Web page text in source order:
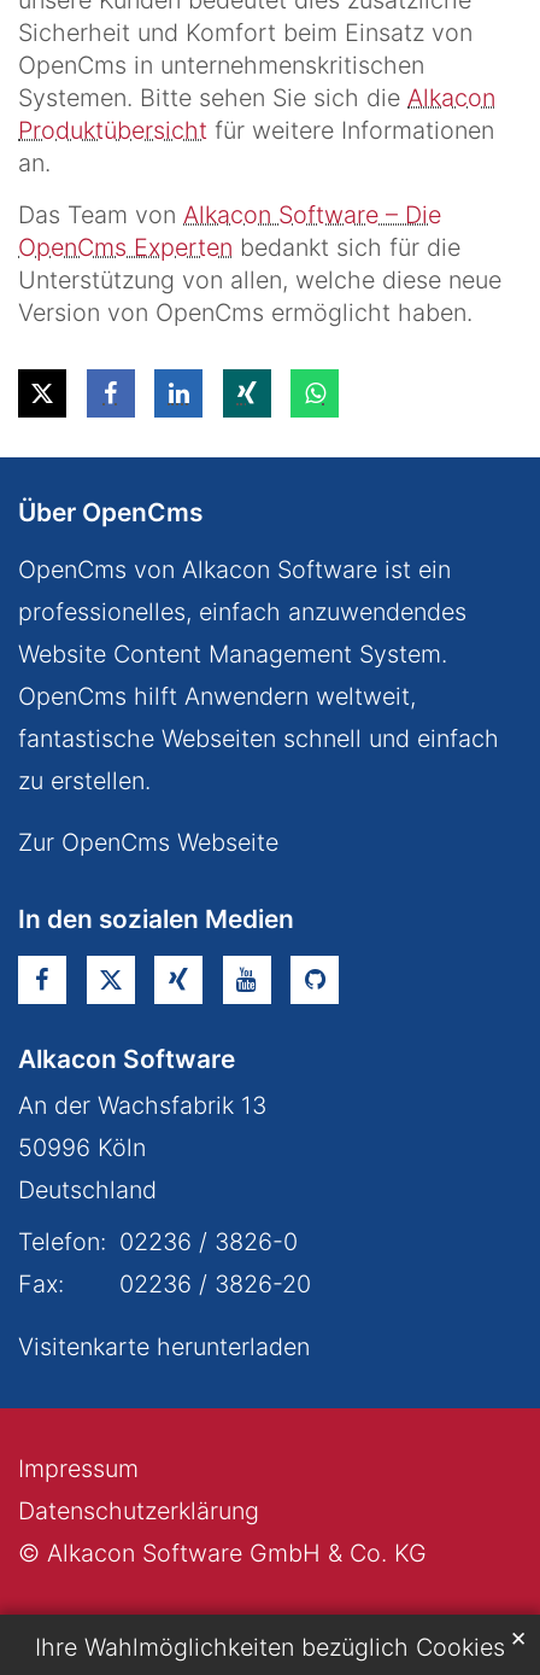
Ihre Wahlmöglichkeiten bezüglich Cookies ✕
Sicherheit und Komfort beim Einsatz von
OpenCms in unternehmenskritischen
Systemen. Bitte sehen Sie sich die Alkacon
Produktübersicht für weitere Informationen
an.
Das Team von Alkacon Software – Die
OpenCms Experten bedankt sich für die
Unterstützung von allen, welche diese neue
Version von OpenCms ermöglicht haben.
Über OpenCms
OpenCms von Alkacon Software ist ein
professionelles, einfach anzuwendendes
Website Content Management System.
OpenCms hilft Anwendern weltweit,
fantastische Webseiten schnell und einfach
zu erstellen.
Zur OpenCms Webseite
In den sozialen Medien
Alkacon Software
An der Wachsfabrik 13
50996 Köln
Deutschland
Telefon: 02236 / 3826-0
Fax:
02236 / 3826-20
Visitenkarte herunterladen
© Alkacon Software GmbH & Co. KG
Datenschutzerklärung
Impressum